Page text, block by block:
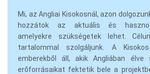
Mi, az Angliai Kisokosnál, azon
hozzátok az aktuális és
amelyekre szükségetek lehet.
tartalommal szolgáljunk. A
emberekből áll, akik Angliában
erőforrásaikat fektetik bele a